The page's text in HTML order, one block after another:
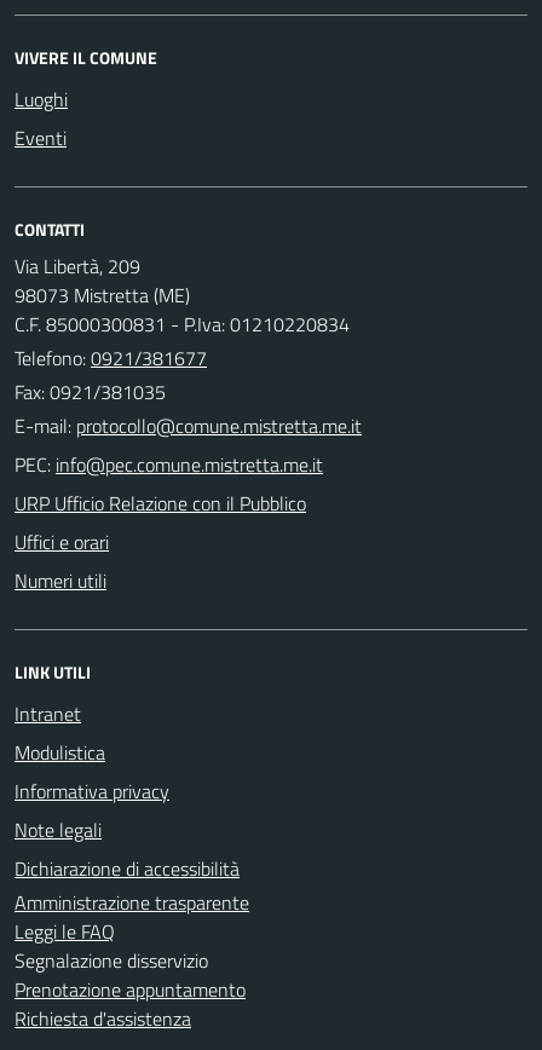
VIVERE IL COMUNE
Luoghi
Eventi
CONTATTI
Via Libertà, 209
98073 Mistretta (ME)
C.F. 85000300831 - P.Iva: 01210220834
Telefono:0921/381677
Fax: 0921/381035
E-mail:
PEC:
URP Ufficio Relazione con il Pubblico
Uffici e orari
Numeri utili
LINK UTILI
Intranet
Modulistica
Informativa privacy
Note legali
Dichiarazione di accessibilità
Amministrazione trasparente
Leggi le FAQ
Segnalazione disservizio
Prenotazione appuntamento
Richiesta d'assistenza